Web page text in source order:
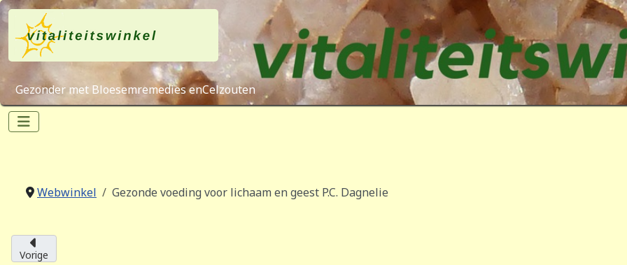
Gezonder met Bloesemremedies enCelzouten
Webwinkel Gezonde voeding voor lichaam en geest P.C. Dagnelie
Vorige